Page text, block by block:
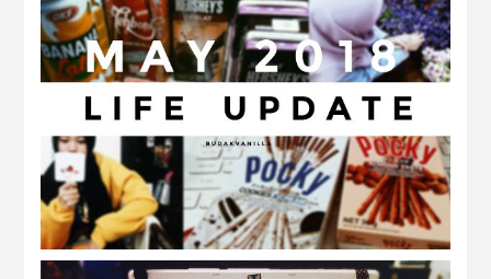
may 2018 | life update and ramadhan